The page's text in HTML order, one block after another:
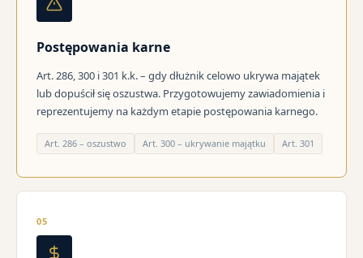
Postępowania karne
Art. 286, 300 i 301 k.k. – gdy dłużnik celowo ukrywa majątek
lub dopuścił się oszustwa. Przygotowujemy zawiadomienia i
reprezentujemy na każdym etapie postępowania karnego.
Art. 286 – oszustwo Art. 300 – ukrywanie majątku Art. 301
05